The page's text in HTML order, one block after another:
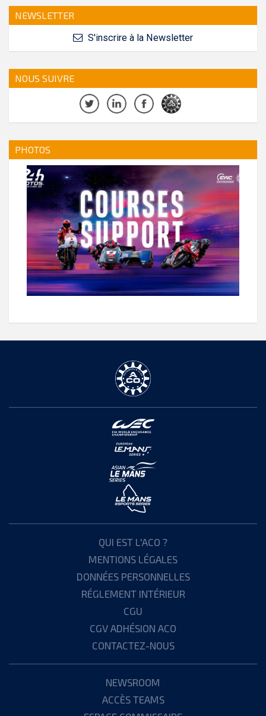
NEWSLETTER
S'inscrire à la Newsletter
NOUS SUIVRE
PHOTOS
QUI EST L'ACO ?
MENTIONS LÉGALES
DONNÉES PERSONNELLES
RÉGLEMENT INTÉRIEUR
CGU
CGV ADHÉSION ACO
CONTACTEZ-NOUS
NEWSROOM
ACCÈS TEAMS